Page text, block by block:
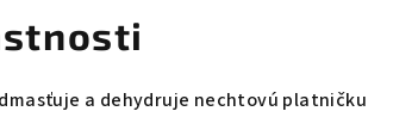
a dehydruje nechtovú platničku